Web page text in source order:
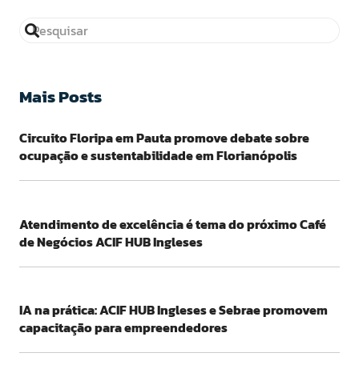
Mais Posts
Circuito Floripa em Pauta promove debate sobre
ocupação e sustentabilidade em Florianópolis
Atendimento de excelência é tema do próximo Café
de Negócios ACIF HUB Ingleses
IA na prática: ACIF HUB Ingleses e Sebrae promovem
capacitação para empreendedores